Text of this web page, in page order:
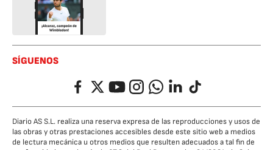
SÍGUENOS
FacebookTwitterYouTubeInstagramWhatsappLinkedIn
TikTok
Diario AS S.L. realiza una reserva expresa de las reproducciones y usos de
las obras y otras prestaciones accesibles desde este sitio web a medios
de lectura mecánica u otros medios que resulten adecuados a tal fin de